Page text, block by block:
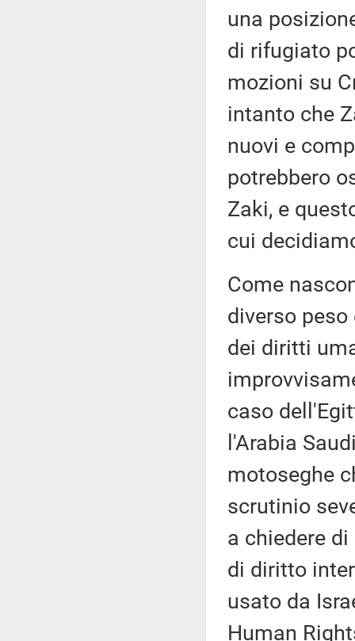
una
di rifugiato
mozioni su
intanto che
nuovi e
potrebbero
Zaki, e
cui
Come
diverso
dei diritti
caso
l'Arabia
motoseghe
scrutinio
a chiedere
di diritto
usato da
Human